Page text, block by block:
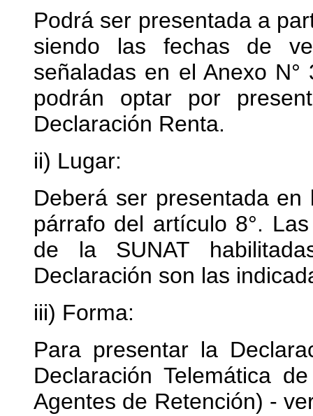
Podrá ser presentada a
siendo las fechas de
señaladas en el Anexo
podrán optar por
Declaración Renta.
ii) Lugar:
Deberá ser presentada
párrafo del artículo 8°.
de la SUNAT
Declaración son las
iii) Forma:
Para presentar la
Declaración Telemática
Agentes de Retención) -